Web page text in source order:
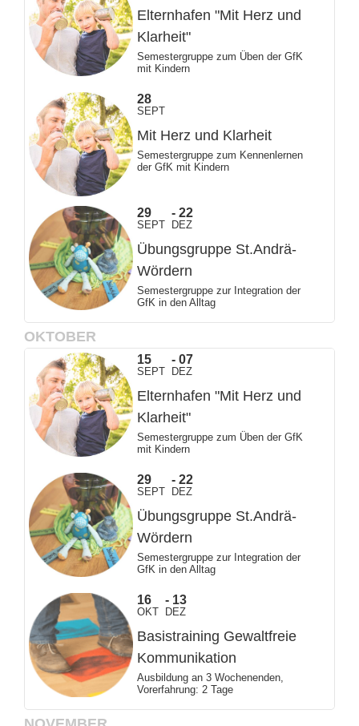
Elternhafen "Mit Herz und
Klarheit"
Semestergruppe zum Üben der GfK
mit Kindern
28
SEPT
Mit Herz und Klarheit
Semestergruppe zum Kennenlernen
der GfK mit Kindern
29
SEPT
22
DEZ
Übungsgruppe St.Andrä-
Wördern
Semestergruppe zur Integration der
GfK in den Alltag
OKTOBER
15
SEPT
07
DEZ
Elternhafen "Mit Herz und
Klarheit"
Semestergruppe zum Üben der GfK
mit Kindern
29
SEPT
22
DEZ
Übungsgruppe St.Andrä-
Wördern
Semestergruppe zur Integration der
GfK in den Alltag
16
OKT
13
DEZ
Basistraining Gewaltfreie
Kommunikation
Ausbildung an 3 Wochenenden,
Vorerfahrung: 2 Tage